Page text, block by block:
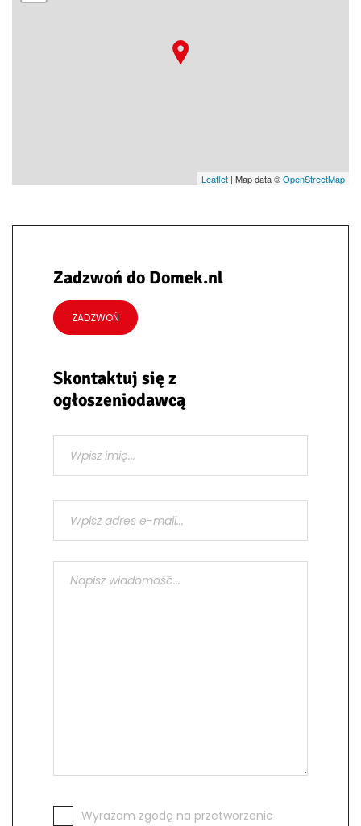
Leaflet | Map data ©OpenStreetMap
Zadzwoń do Domek.nl
ZADZWOŃ
Skontaktuj się z
ogłoszeniodawcą
Wyrażam zgodę na przetworzenie